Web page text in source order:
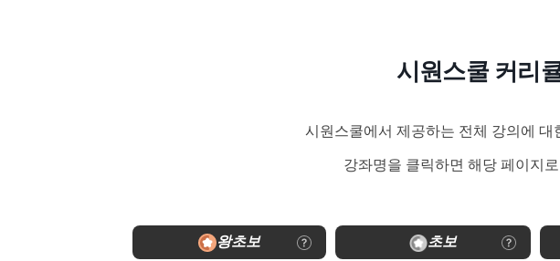
시원스쿨 커리
시원스쿨에서 제공하는 전체 강의에 대
강좌명을 클릭하면 해당 페이지
왕초보 초보